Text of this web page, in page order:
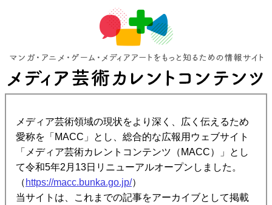
メディア芸術領域の現状をより深く、広く伝えるため
愛称を「MACC」とし、総合的な広報用ウェブサイト
「メディア芸術カレントコンテンツ（MACC）」とし
て令和5年2月13日リニューアルオープンしました。
（ https://macc.bunka.go.jp/）
当サイトは、これまでの記事をアーカイブとして掲載